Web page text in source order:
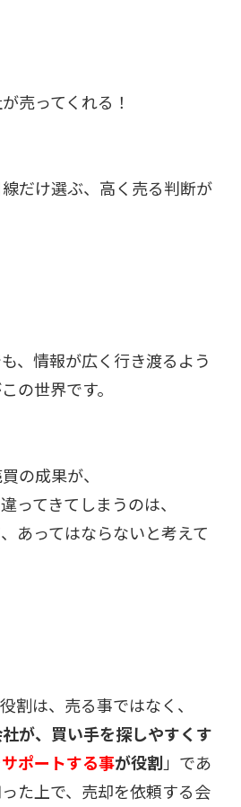
売ってくれる！
だけ選ぶ、高く売る判断が
、情報が広く行き渡るよう
の世界です。
の成果が、
ってきてしまうのは、
あってはならないと考えて
割は、売る事ではなく、
が、買い手を探しやすくす
ポートする事が役割 」であ
た上で、売却を依頼する会